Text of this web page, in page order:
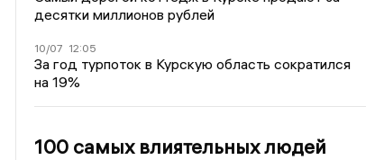
десятки миллионов рублей
10/07 12:05
За год турпоток в Курскую область сократился
на 19%
100 самых влиятельных людей